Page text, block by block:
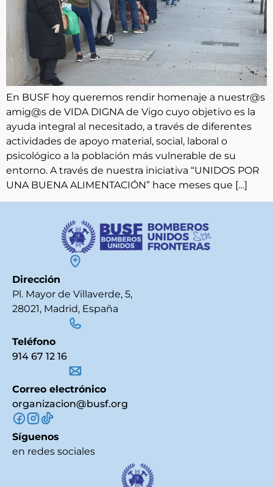
En BUSF hoy queremos rendir homenaje a nuestr@s
amig@s de VIDA DIGNA de Vigo cuyo objetivo es la
ayuda integral al necesitado, a través de diferentes
actividades de apoyo material, social, laboral o
psicológico a la población más vulnerable de su
entorno. A través de nuestra iniciativa “UNIDOS POR
UNA BUENA ALIMENTACIÓN” hace meses que […]
Dirección
Pl. Mayor de Villaverde, 5,
28021, Madrid, España
Teléfono
914 67 12 16
Correo electrónico
organizacion@busf.org
Síguenos
en redes sociales